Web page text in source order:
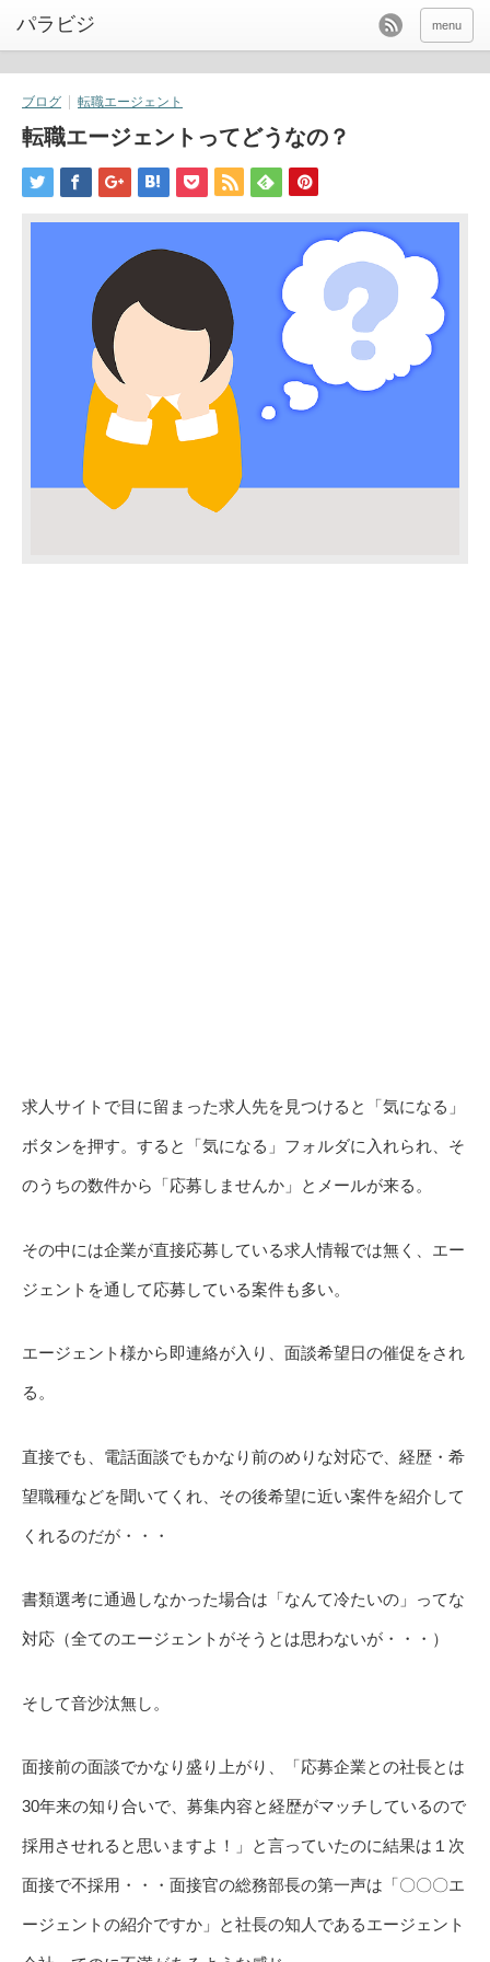
パラビジ menu
ブログ 転職エージェント
転職エージェントってどうなの？
求人サイトで目に留まった求人先を見つけると「気になる」
ボタンを押す。すると「気になる」フォルダに入れられ、そ
のうちの数件から「応募しませんか」とメールが来る。
その中には企業が直接応募している求人情報では無く、エー
ジェントを通して応募している案件も多い。
エージェント様から即連絡が入り、面談希望日の催促をされ
る。
直接でも、電話面談でもかなり前のめりな対応で、経歴・希
望職種などを聞いてくれ、その後希望に近い案件を紹介して
くれるのだが・・・
書類選考に通過しなかった場合は「なんて冷たいの」ってな
対応（全てのエージェントがそうとは思わないが・・・）
そして音沙汰無し。
面接前の面談でかなり盛り上がり、「応募企業との社長とは
30年来の知り合いで、募集内容と経歴がマッチしているので
採用させれると思いますよ！」と言っていたのに結果は１次
面接で不採用・・・面接官の総務部長の第一声は「〇〇〇エ
ージェントの紹介ですか」と社長の知人であるエージェント